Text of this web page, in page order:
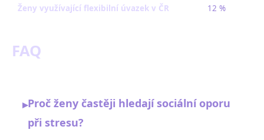
Ženy využívající flexibilní úvazek v ČR 12 %
FAQ
▸Proč ženy častěji hledají sociální oporu
při stresu?